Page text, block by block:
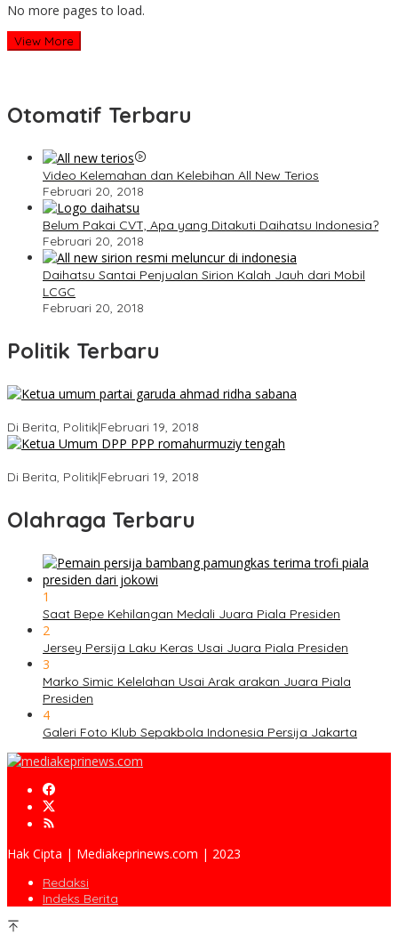
No more pages to load.
View More
Otomatif Terbaru
Video Kelemahan dan Kelebihan All New Terios
Februari 20, 2018
Belum Pakai CVT, Apa yang Ditakuti Daihatsu Indonesia?
Februari 20, 2018
Daihatsu Santai Penjualan Sirion Kalah Jauh dari Mobil
LCGC
Februari 20, 2018
Politik Terbaru
Di Berita, Politik|Februari 19, 2018
Di Berita, Politik|Februari 19, 2018
Olahraga Terbaru
1
Saat Bepe Kehilangan Medali Juara Piala Presiden
2
Jersey Persija Laku Keras Usai Juara Piala Presiden
3
Marko Simic Kelelahan Usai Arak arakan Juara Piala
Presiden
4
Galeri Foto Klub Sepakbola Indonesia Persija Jakarta
Hak Cipta | Mediakeprinews.com | 2023
Redaksi
Indeks Berita